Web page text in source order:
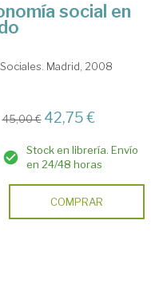
social en
Madrid, 2008
45,00 € 42,75 €
Stock en librería. Envío
en 24/48 horas
COMPRAR